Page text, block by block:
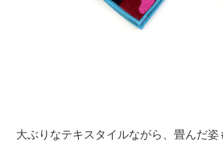
大ぶりなテキスタイルながら、畳んだ